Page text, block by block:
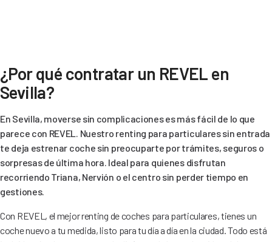
¿Por qué contratar un REVEL en
Sevilla?
En Sevilla, moverse sin complicaciones es más fácil de lo que
parece con REVEL. Nuestro renting para particulares sin entrada
te deja estrenar coche sin preocuparte por trámites, seguros o
sorpresas de última hora. Ideal para quienes disfrutan
recorriendo Triana, Nervión o el centro sin perder tiempo en
gestiones.
Con REVEL, el mejor renting de coches para particulares, tienes un
coche nuevo a tu medida, listo para tu día a día en la ciudad. Todo está